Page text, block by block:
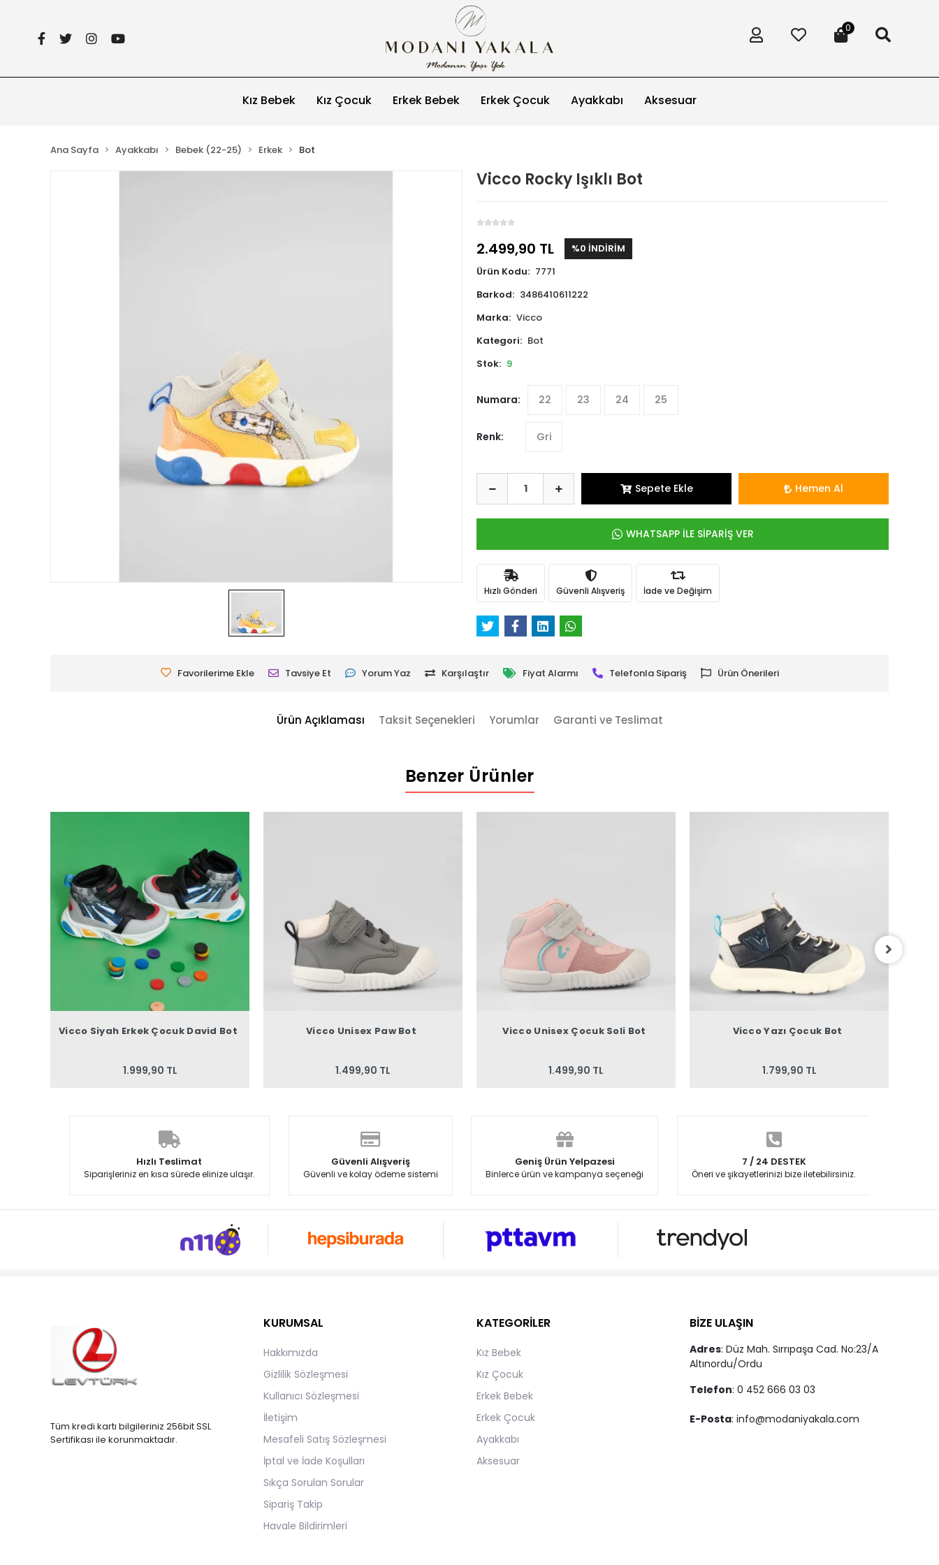
0
Kız Bebek Kız Çocuk Erkek Bebek Erkek Çocuk Ayakkabı Aksesuar
Ana Sayfa Ayakkabı Bebek (22-25) Erkek Bot
Vicco Rocky Işıklı Bot
2.499,90 TL
%0 İNDİRİM
Ürün Kodu: 7771
Barkod: 3486410611222
Marka: Vicco
Kategori: Bot
Stok: 9
Numara: 22 23 24 25
Renk: Gri
Sepete Ekle Hemen Al
WHATSAPP İLE SİPARİŞ VER
Hızlı Gönderi Güvenli Alışveriş İade ve Değişim
Favorilerime Ekle Tavsiye Et Yorum Yaz Karşılaştır Fiyat Alarmı Telefonla Sipariş Ürün Önerileri
Ürün Açıklaması Taksit Seçenekleri Yorumlar Garanti ve Teslimat
Benzer Ürünler
Vicco Siyah Erkek Çocuk David Bot
1.999,90 TL
Vicco Unisex Paw Bot
1.499,90 TL
Vicco Unisex Çocuk Soli Bot
1.499,90 TL
Vicco Yazı Çocuk Bot
1.799,90 TL
Hızlı Teslimat
Siparişleriniz en kısa sürede elinize ulaşır.
Güvenli Alışveriş
Güvenli ve kolay ödeme sistemi
Geniş Ürün Yelpazesi
Binlerce ürün ve kampanya seçeneği
7 / 24 DESTEK
Öneri ve şikayetlerinizi bize iletebilirsiniz.
Tüm kredi kartı bilgileriniz 256bit SSL
Sertifikası ile korunmaktadır.
KURUMSAL
Hakkımızda
Gizlilik Sözleşmesi
Kullanıcı Sözleşmesi
İletişim
Mesafeli Satış Sözleşmesi
İptal ve İade Koşulları
Sıkça Sorulan Sorular
Sipariş Takip
Havale Bildirimleri
KATEGORİLER
Kız Bebek
Kız Çocuk
Erkek Bebek
Erkek Çocuk
Ayakkabı
Aksesuar
BİZE ULAŞIN
Adres: Düz Mah. Sırrıpaşa Cad. No:23/A
Altınordu/Ordu
Telefon: 0 452 666 03 03
E-Posta: info@modaniyakala.com